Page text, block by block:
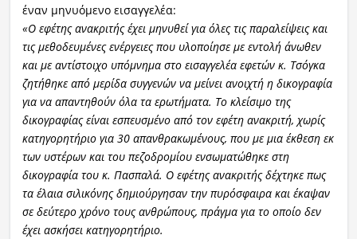
Πολιτισμός
έναν μηνυόμενο εισαγγελέα:
«Ο εφέτης ανακριτής έχει μηνυθεί για όλες τις παραλείψεις και
τις μεθοδευμένες ενέργειες που υλοποίησε με εντολή άνωθεν
και με αντίστοιχο υπόμνημα στο εισαγγελέα εφετών κ. Τσόγκα
ζητήθηκε από μερίδα συγγενών να μείνει ανοιχτή η δικογραφία
για να απαντηθούν όλα τα ερωτήματα. Το κλείσιμο της
δικογραφίας είναι εσπευσμένο από τον εφέτη ανακριτή, χωρίς
κατηγορητήριο για 30 απανθρακωμένους, που με μια έκθεση εκ
των υστέρων και του πεζοδρομίου ενσωματώθηκε στη
δικογραφία του κ. Πασπαλά. Ο εφέτης ανακριτής δέχτηκε πως
τα έλαια σιλικόνης δημιούργησαν την πυρόσφαιρα και έκαψαν
σε δεύτερο χρόνο τους ανθρώπους, πράγμα για το οποίο δεν
έχει ασκήσει κατηγορητήριο.